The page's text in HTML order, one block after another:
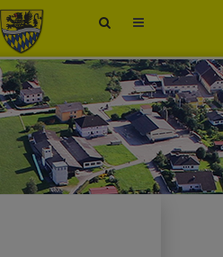
Site
toggle